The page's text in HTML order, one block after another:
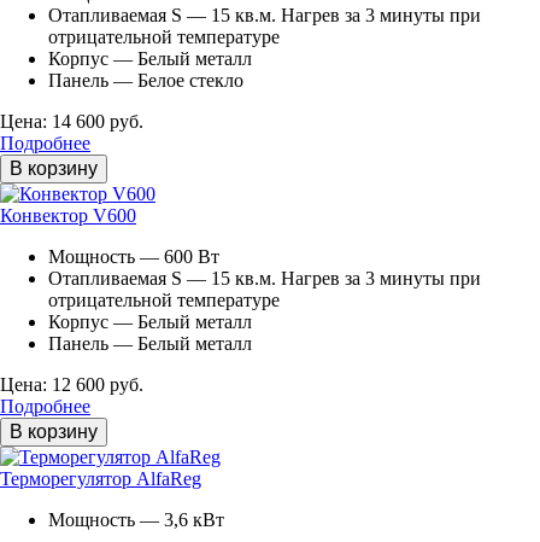
Отапливаемая S — 15 кв.м. Нагрев за 3 минуты при
отрицательной температуре
Корпус — Белый металл
Панель — Белое стекло
Цена: 14 600 руб.
Подробнее
В корзину
Конвектор V600
Мощность — 600 Вт
Отапливаемая S — 15 кв.м. Нагрев за 3 минуты при
отрицательной температуре
Корпус — Белый металл
Панель — Белый металл
Цена: 12 600 руб.
Подробнее
В корзину
Терморегулятор AlfaReg
Мощность — 3,6 кВт